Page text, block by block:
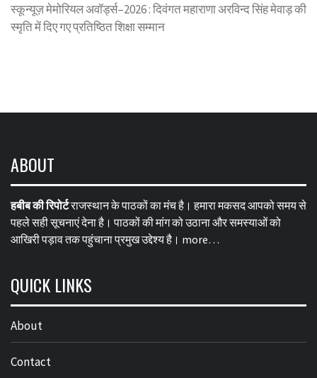
स्कून्यूज़ मेमोरियल अवॉर्ड्स–2026 : दिवंगत महाराणा अरविन्द सिंह मेवाड़ की
स्मृति में दिए गए प्रतिष्ठित शिक्षा सम्मान
ABOUT
हबीब की रिपोर्टराजस्थान के पाठकों का मंच है। हमारा मकसद आपको समय से
पहले सही सूचनाएं देना है। पाठकों की मांग को उठाना और समस्याओं को
आखिरी पड़ाव तक पहुंचाना प्रमुख उद्देश्य है। more…
QUICK LINKS
About
Contact